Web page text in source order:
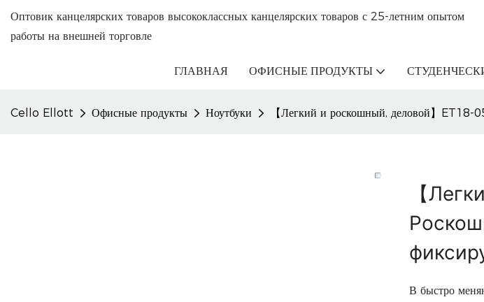
Оптовик канцелярских товаров высококлассных канцелярских товаров с 25-летним опытом
работы на внешней торговле
ГЛАВНАЯ ОФИСНЫЕ ПРОДУКТЫ
Cello Ellott Офисные продукты Ноутбуки 【Легкий и роскошный, деловой】ET18-
【
В быстро